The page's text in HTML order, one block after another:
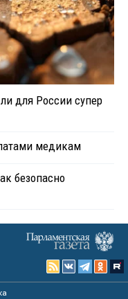
для России супер
медикам
безопасно